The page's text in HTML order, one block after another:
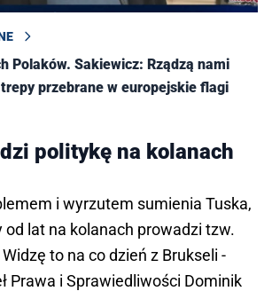
Polaków. Sakiewicz: Rządzą nami
przebrane w europejskie flagi
politykę na kolanach
i wyrzutem sumienia Tuska,
od lat na kolanach prowadzi tzw.
to na co dzień z Brukseli -
Prawa i Sprawiedliwości Dominik